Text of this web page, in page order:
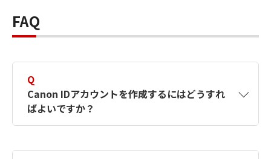
FAQ
Q
Canon IDアカウントを作成するにはどうすれ
ばよいですか？